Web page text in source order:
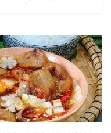
진한 국물 맛이
중 하나입니다.